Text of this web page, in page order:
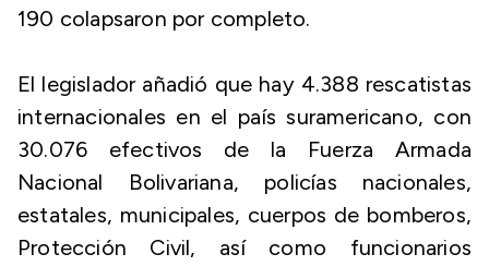
190 colapsaron por completo.
El legislador añadió que hay 4.388 rescatistas
internacionales en el país suramericano, con
30.076 efectivos de la Fuerza Armada
Nacional Bolivariana, policías nacionales,
estatales, municipales, cuerpos de bomberos,
Protección Civil, así como funcionarios